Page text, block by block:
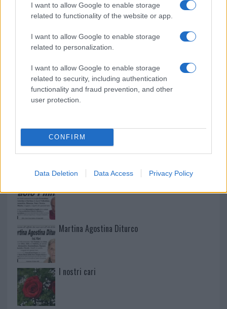
I want to allow Google to enable storage
related to functionality of the website or app.
I want to allow Google to enable storage
related to personalization.
I want to allow Google to enable storage
related to security, including authentication
functionality and fraud prevention, and other
user protection.
CONFIRM
Data Deletion Data Access Privacy Policy
Mario Malu
Martina Agostina Diturco
I nostri cari